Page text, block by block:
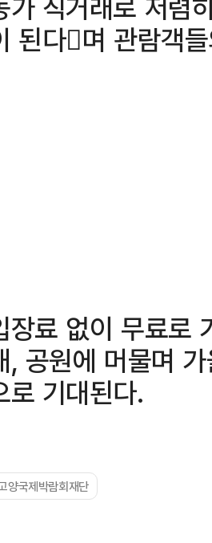
된다󰡓며 관람객
장료 없이 무료로
, 공원에 머물며
로 기대된다.
양국제박람회재단